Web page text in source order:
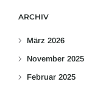
ARCHIV
März 2026
November 2025
Februar 2025